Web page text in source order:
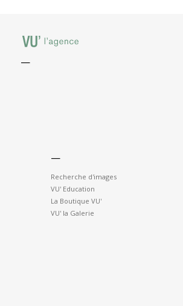
—
—
Recherche d'images
VU' Education
La Boutique VU'
VU' la Galerie